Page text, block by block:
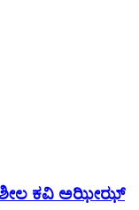
ಕವಿ ಅಝೀಝ್